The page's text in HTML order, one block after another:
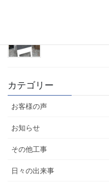
カテゴリー
お客様の声
お知らせ
その他工事
日々の出来事